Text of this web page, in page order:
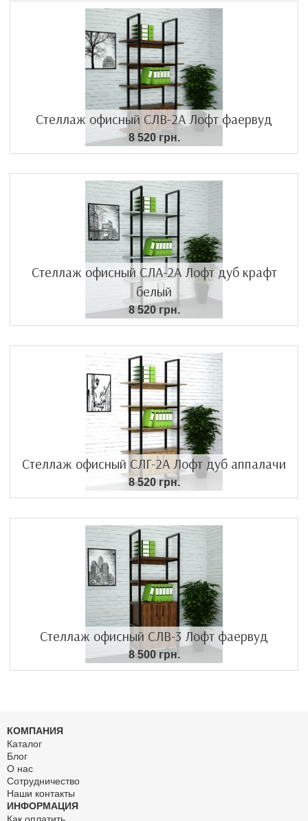
Стеллаж офисный СЛВ-2А Лофт фаервуд
8 520 грн.
Стеллаж офисный СЛА-2А Лофт дуб крафт
белый
8 520 грн.
Стеллаж офисный СЛГ-2А Лофт дуб аппалачи
8 520 грн.
Стеллаж офисный СЛВ-3 Лофт фаервуд
8 500 грн.
КОМПАНИЯ
Каталог
Блог
О нас
Сотрудничество
Наши контакты
ИНФОРМАЦИЯ